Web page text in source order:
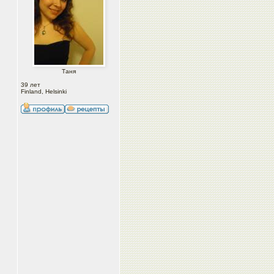
Таня
39 лет
Finland, Helsinki